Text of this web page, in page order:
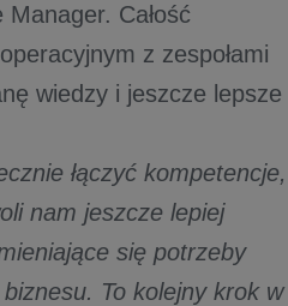
Całość
z zespołami
wiedzy i jeszcze lepsze
łączyć kompetencje,
nam jeszcze lepiej
się potrzeby
To kolejny krok w